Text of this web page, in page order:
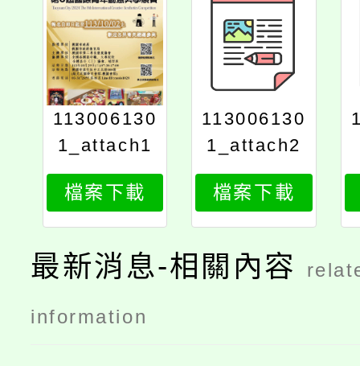
113006130
1_attach1
檔案下載
113006130
1_attach2
檔案下載
最新消息-相關內容
information